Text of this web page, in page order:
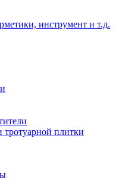
инструмент и т.д.
плитки